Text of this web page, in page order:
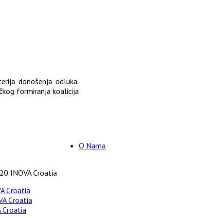
donošenja odluka.
formiranja koalicija
O Nama
INOVA Croatia
Croatia
Croatia
Croatia